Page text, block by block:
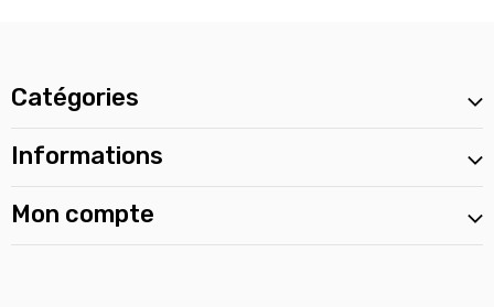
Catégories
Informations
Mon compte